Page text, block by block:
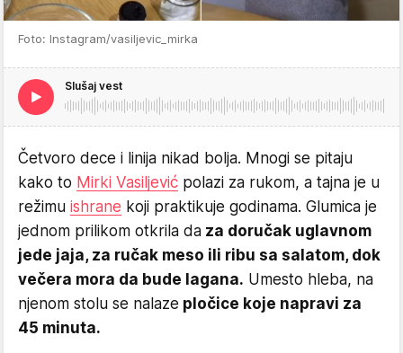
Foto: Instagram/vasiljevic_mirka
Slušaj vest
Četvoro dece i linija nikad bolja. Mnogi se pitaju
kako to Mirki Vasiljević polazi za rukom, a tajna je u
režimu ishrane koji praktikuje godinama. Glumica je
jednom prilikom otkrila da za doručak uglavnom
jede jaja, za ručak meso ili ribu sa salatom, dok
večera mora da bude lagana. Umesto hleba, na
njenom stolu se nalaze pločice koje napravi za
45 minuta.